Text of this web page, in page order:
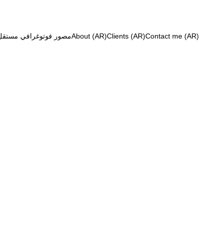
مصور فوتوغرافيAbout (AR)Clients (AR)Contact me (AR)